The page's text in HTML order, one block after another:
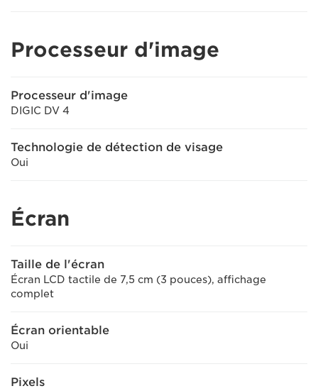
Processeur d'image
Processeur d'image
DIGIC DV 4
Technologie de détection de visage
Oui
Écran
Taille de l'écran
Écran LCD tactile de 7,5 cm (3 pouces), affichage
complet
Écran orientable
Oui
Pixels